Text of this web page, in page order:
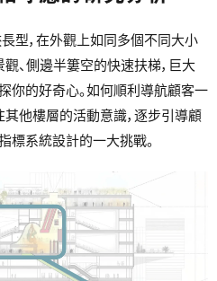
型，在外觀上如同多個不同大小
、側邊半簍空的快速扶梯，巨大
你的好奇心。如何順利導航顧客一
他樓層的活動意識，逐步引導顧
標系統設計的一大挑戰。